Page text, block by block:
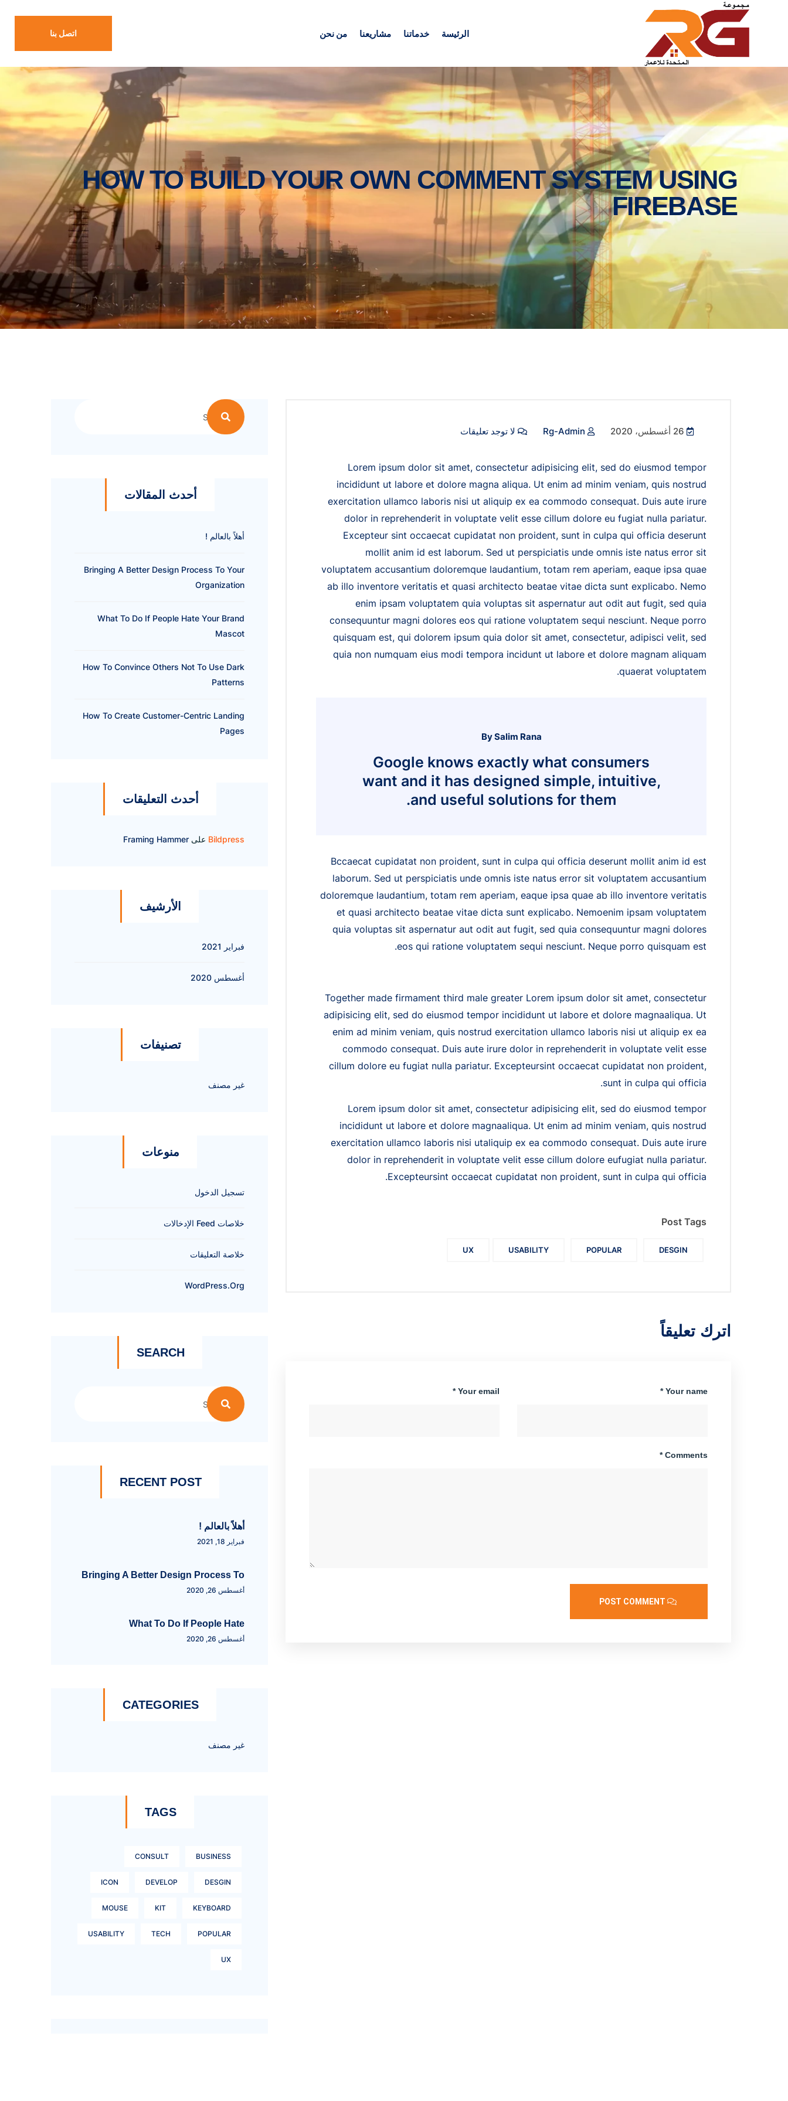
الرئيسة خدماتنا مشاريعنا من نحن اتصل بنا
HOW TO BUILD YOUR OWN COMMENT SYSTEM USING
FIREBASE
لا توجد تعليقات
Lorem ipsum dolor sit amet, consectetur adipisicing elit, sed do eiusmod tempor
incididunt ut labore et dolore magna aliqua. Ut enim ad minim veniam, quis nostrud
exercitation ullamco laboris nisi ut aliquip ex ea commodo consequat. Duis aute irure
dolor in reprehenderit in voluptate velit esse cillum dolore eu fugiat nulla pariatur.
Excepteur sint occaecat cupidatat non proident, sunt in culpa qui officia deserunt
mollit anim id est laborum. Sed ut perspiciatis unde omnis iste natus error sit
voluptatem accusantium doloremque laudantium, totam rem aperiam, eaque ipsa quae
ab illo inventore veritatis et quasi architecto beatae vitae dicta sunt explicabo. Nemo
enim ipsam voluptatem quia voluptas sit aspernatur aut odit aut fugit, sed quia
consequuntur magni dolores eos qui ratione voluptatem sequi nesciunt. Neque porro
quisquam est, qui dolorem ipsum quia dolor sit amet, consectetur, adipisci velit, sed
quia non numquam eius modi tempora incidunt ut labore et dolore magnam aliquam
quaerat voluptatem.
By Salim Rana
Google knows exactly what consumers
want and it has designed simple, intuitive,
and useful solutions for them.
Bccaecat cupidatat non proident, sunt in culpa qui officia deserunt mollit anim id est
laborum. Sed ut perspiciatis unde omnis iste natus error sit voluptatem accusantium
doloremque laudantium, totam rem aperiam, eaque ipsa quae ab illo inventore veritatis
et quasi architecto beatae vitae dicta sunt explicabo. Nemoenim ipsam voluptatem
quia voluptas sit aspernatur aut odit aut fugit, sed quia consequuntur magni dolores
eos qui ratione voluptatem sequi nesciunt. Neque porro quisquam est.
Together made firmament third male greater Lorem ipsum dolor sit amet, consectetur
adipisicing elit, sed do eiusmod tempor incididunt ut labore et dolore magnaaliqua. Ut
enim ad minim veniam, quis nostrud exercitation ullamco laboris nisi ut aliquip ex ea
commodo consequat. Duis aute irure dolor in reprehenderit in voluptate velit esse
cillum dolore eu fugiat nulla pariatur. Excepteursint occaecat cupidatat non proident,
sunt in culpa qui officia.
Lorem ipsum dolor sit amet, consectetur adipisicing elit, sed do eiusmod tempor
incididunt ut labore et dolore magnaaliqua. Ut enim ad minim veniam, quis nostrud
exercitation ullamco laboris nisi utaliquip ex ea commodo consequat. Duis aute irure
dolor in reprehenderit in voluptate velit esse cillum dolore eufugiat nulla pariatur.
Excepteursint occaecat cupidatat non proident, sunt in culpa qui officia.
Post Tags
DESGIN
POPULAR
USABILITY
UX
اترك تعليقاً
Your name *
Your email *
Comments *
أحدث المقالات
أهلاً بالعالم !
Bringing A Better Design Process To Your
Organization
What To Do If People Hate Your Brand
Mascot
How To Convince Others Not To Use Dark
Patterns
How To Create Customer-Centric Landing
Pages
أحدث التعليقات
Bildpress على Framing Hammer
الأرشيف
فبراير 2021
أغسطس 2020
تصنيفات
غير مصنف
منوعات
تسجيل الدخول
خلاصات Feed الإدخالات
خلاصة التعليقات
WordPress.org
SEARCH
RECENT POST
أهلاً بالعالم !
فبراير 18, 2021
Bringing A Better Design Process To
أغسطس 26, 2020
What To Do If People Hate
أغسطس 26, 2020
CATEGORIES
غير مصنف
TAGS
BUSINESS
CONSULT
DESGIN
DEVELOP
ICON
KEYBOARD
KIT
MOUSE
POPULAR
TECH
USABILITY
UX